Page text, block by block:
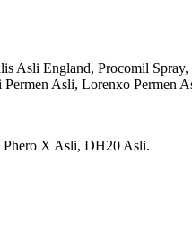
England, Procomil Spray,
Asli, Lorenxo Permen
Phero X Asli, DH20 Asli.